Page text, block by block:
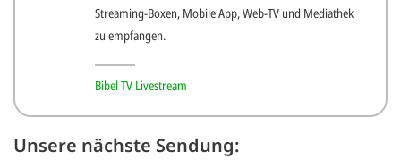
Streaming-Boxen, Mobile App, Web-TV und Mediathek
zu empfangen.
Bibel TV Livestream
Unsere nächste Sendung: